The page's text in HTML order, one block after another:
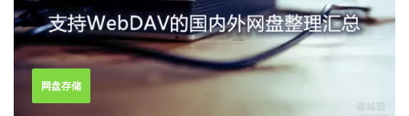
网盘存储